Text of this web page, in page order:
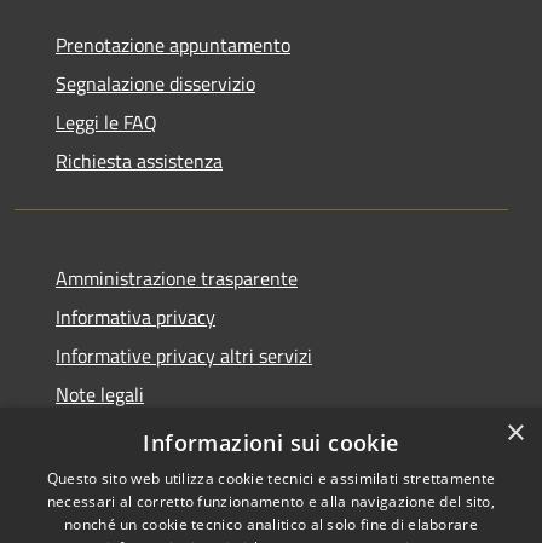
Prenotazione appuntamento
Segnalazione disservizio
Leggi le FAQ
Richiesta assistenza
Amministrazione trasparente
Informativa privacy
Informative privacy altri servizi
Note legali
Dichiarazione di accessibilità
×
Informazioni sui cookie
Questo sito web utilizza cookie tecnici e assimilati strettamente
necessari al corretto funzionamento e alla navigazione del sito,
nonché un cookie tecnico analitico al solo fine di elaborare